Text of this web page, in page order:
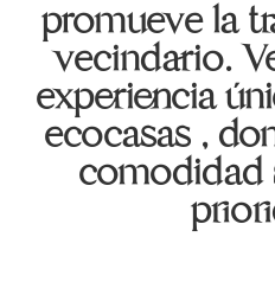
promueve la
vecindario.
experiencia
ecocasas ,
comodidad